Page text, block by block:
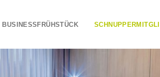
BUSINESSFRÜHSTÜCK